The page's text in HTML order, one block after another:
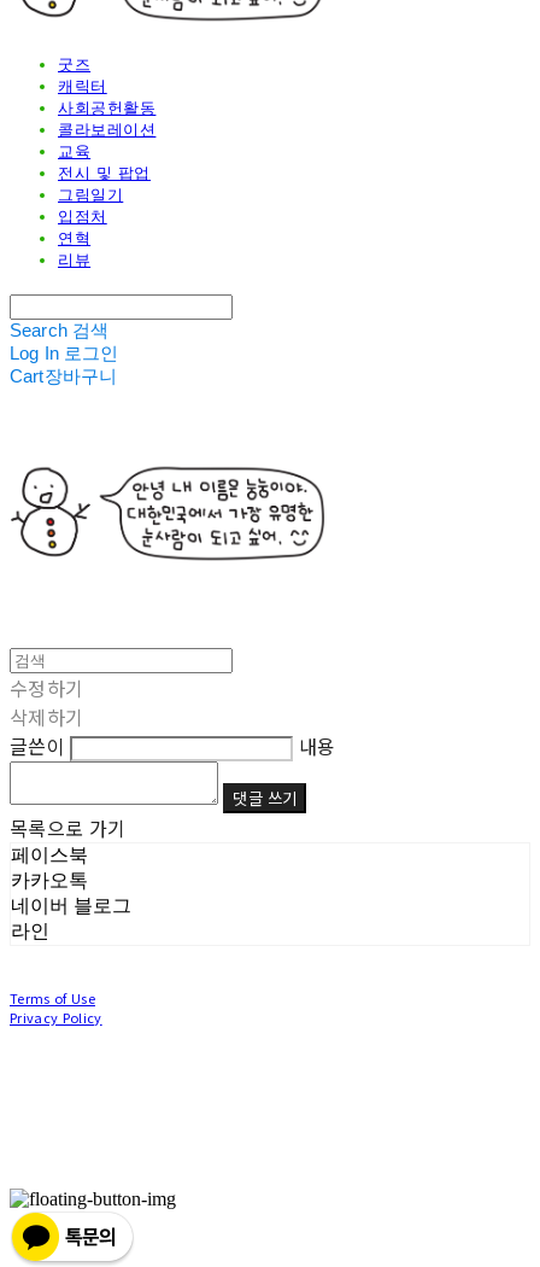
굿즈
캐릭터
사회공헌활동
콜라보레이션
교육
전시 및 팝업
그림일기
입점처
연혁
리뷰
Search 검색
Log In 로그인
Cart장바구니
수정하기
삭제하기
글쓴이
내용
댓글 쓰기
목록으로 가기
페이스북
카카오톡
네이버 블로그
라인
Terms of Use
Privacy Policy